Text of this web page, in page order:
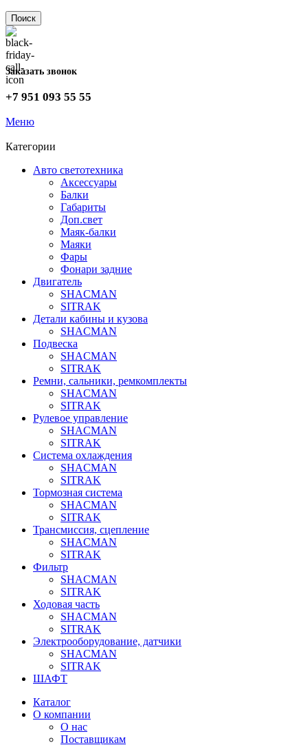
Поиск
Заказать звонок
+7 951 093 55 55
Меню
Категории
Авто светотехника
Аксессуары
Балки
Габариты
Доп.свет
Маяк-балки
Маяки
Фары
Фонари задние
Двигатель
SHACMAN
SITRAK
Детали кабины и кузова
SHACMAN
Подвеска
SHACMAN
SITRAK
Ремни, сальники, ремкомплекты
SHACMAN
SITRAK
Рулевое управление
SHACMAN
SITRAK
Система охлаждения
SHACMAN
SITRAK
Тормозная система
SHACMAN
SITRAK
Трансмиссия, сцепление
SHACMAN
SITRAK
Фильтр
SHACMAN
SITRAK
Ходовая часть
SHACMAN
SITRAK
Электрооборудование, датчики
SHACMAN
SITRAK
ШАФТ
Каталог
О компании
О нас
Поставщикам